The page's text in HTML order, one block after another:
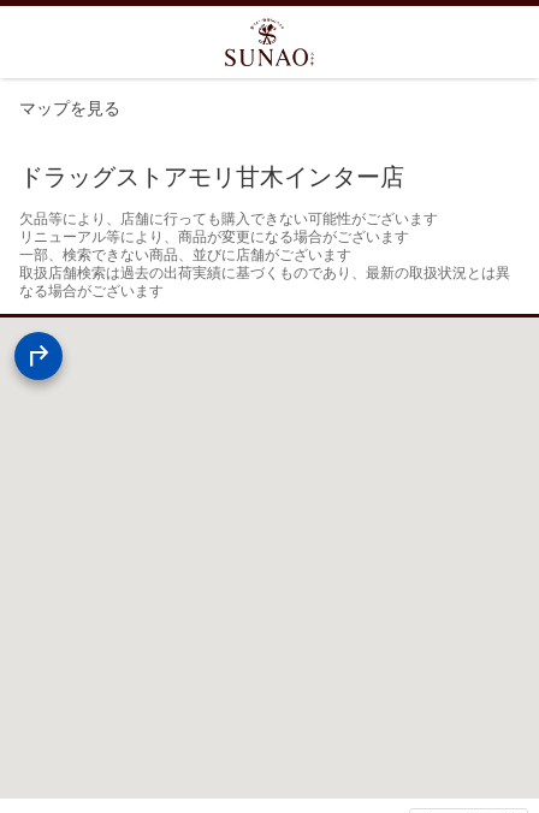
マップを見る
ドラッグストアモリ甘木インター店
欠品等により、店舗に行っても購入できない可能性がございます
リニューアル等により、商品が変更になる場合がございます
一部、検索できない商品、並びに店舗がございます
取扱店舗検索は過去の出荷実績に基づくものであり、最新の取扱状況とは異
なる場合がございます